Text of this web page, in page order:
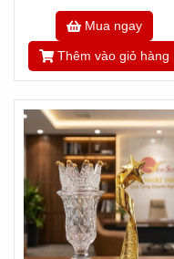
Mua ngay
Thêm vào giỏ hàng